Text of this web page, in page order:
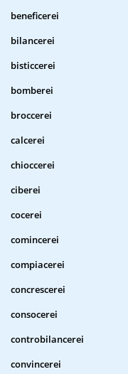
beneficerei
bilancerei
bisticcerei
bomberei
broccerei
calcerei
chioccerei
ciberei
cocerei
comincerei
compiacerei
concrescerei
consocerei
controbilancerei
convincerei